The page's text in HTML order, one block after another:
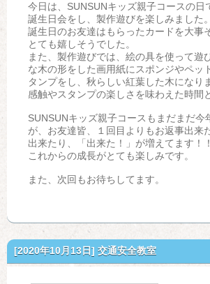
今日は、SUNSUNキッズ親子コースの日
誕生日会をし、製作遊びを楽しみました。
誕生日のお友達はもらったカードを大事
とても嬉しそうでした。
また、製作遊びでは、絵の具を使って遊
な木の形をした画用紙にスポンジやペッ
タンプをし、秋らしい紅葉した木になり
感触やスタンプの楽しさを味わえた時間
SUNSUNキッズ親子コースもまだまだ今
が、お友達皆、１回目よりもお返事出来
出来たり、「出来た！」が増えてます！！
これからの成長がとても楽しみです。
また、次回もお待ちしてます。
[2020年10月13日] 交通安全教室